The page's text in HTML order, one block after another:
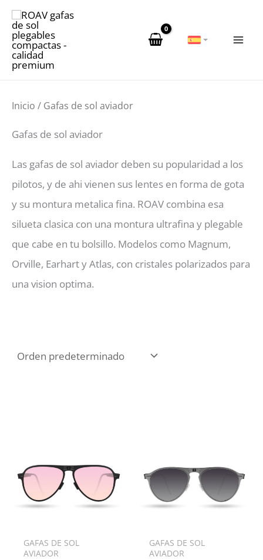
contenido
Inicio / Gafas de sol aviador
Gafas de sol aviador
Las gafas de sol aviador deben su popularidad a los
pilotos, y de ahi vienen sus lentes en forma de gota
y su montura metalica fina. ROAV combina esa
silueta clasica con una montura ultrafina y plegable
que cabe en tu bolsillo. Modelos como Magnum,
Orville, Earhart y Atlas, con cristales polarizados para
una vision optima.
GAFAS DE SOL
AVIADOR
GAFAS DE SOL
AVIADOR